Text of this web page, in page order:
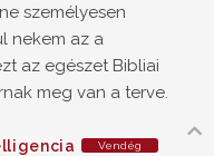
személyesen
nekem az a
az egészet Bibliai
meg van a terve.
Vendég